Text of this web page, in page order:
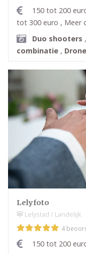
150 tot 200
tot 300 euro , Meer
Duo shooters ,
combinatie , Drone
Lelyfoto
Lelystad / Landelijk
4
150 tot 200